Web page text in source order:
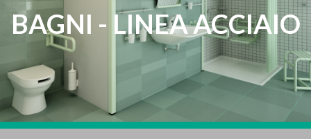
PRODOTTI
PROTEZIONI BAGNI TENDE
SEGNALETICA ZERBINI SPECIALI
BAGNI - LINEA ACCIAIO